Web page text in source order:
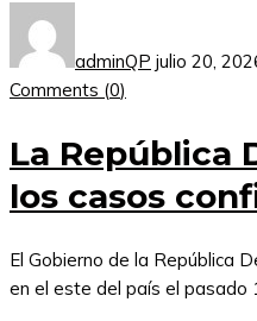
adminQP julio 20,
Comments (0)
La República
los casos
El Gobierno de la República
en el este del país el pasado